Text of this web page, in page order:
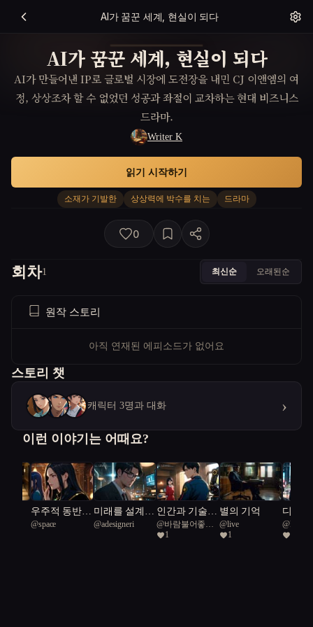
AI가 꿈꾼 세계, 현실이 되다
AI가 꿈꾼 세계, 현실이 되다
AI가 만들어낸 IP로 글로벌 시장에 도전장을 내민 CJ 이앤엠의 여
정, 상상조차 할 수 없었던 성공과 좌절이 교차하는 현대 비즈니스
드라마.
Writer K
소재가 기발한 상상력에 박수를 치는 드라마
읽기 시작하기
0
회차1 최신순 오래된순
원작 스토리
아직 연재된 에피소드가 없어요
스토리 챗
캐릭터 3명과 대화 ›
이런 이야기는 어때요?
우주적 동반
자: 마법과 외
@space
미래를 설계하
는 인간들
@adesigneri
인간과 기술으
조화
@바람불어좋은
날1
별의 기억
@live
1
디지
들: 서
로 속
@